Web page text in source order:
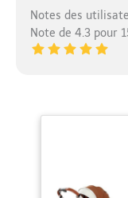
Notes des
Note de 4.3 pour